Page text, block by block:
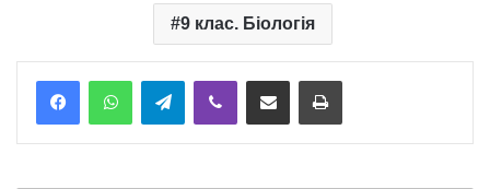
9 клас. Біологія
TelegramViber Надіслати електронною поштоюНадрукувати